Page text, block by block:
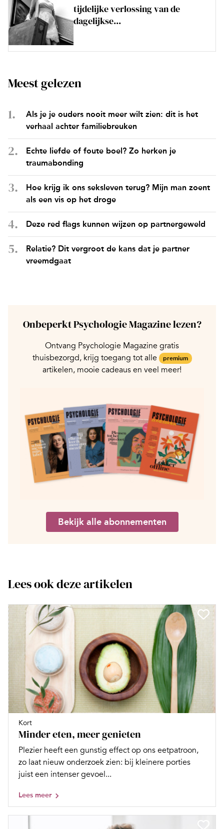
tijdelijke verlossing van de
dagelijkse...
Meest gelezen
Als je je ouders nooit meer wilt zien: dit is het
verhaal achter familiebreuken
Echte liefde of foute boel? Zo herken je
traumabonding
Hoe krijg ik ons seksleven terug? Mijn man zoent
als een vis op het droge
Deze red flags kunnen wijzen op partnergeweld
Relatie? Dit vergroot de kans dat je partner
vreemdgaat
Onbeperkt Psychologie Magazine lezen?
Ontvang Psychologie Magazine gratis
thuisbezorgd, krijg toegang tot alle
premium
artikelen, mooie cadeaus en veel meer!
Bekijk alle abonnementen
Lees ook deze artikelen
Kort
Minder eten, meer genieten
Plezier heeft een gunstig effect op ons eetpatroon,
zo laat nieuw onderzoek zien: bij kleinere porties
juist een intenser gevoel...
Lees meer